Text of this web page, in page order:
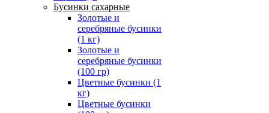
Бусинки сахарные
Золотые и
серебряные бусинки
(1 кг)
Золотые и
серебряные бусинки
(100 гр)
Цветные бусинки (1
кг)
Цветные бусинки